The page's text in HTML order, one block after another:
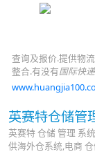
查询及报价.提供物
整合.有没有国际快
英赛特仓储管
英赛特 仓储 管理 系
供海外仓系统,电商